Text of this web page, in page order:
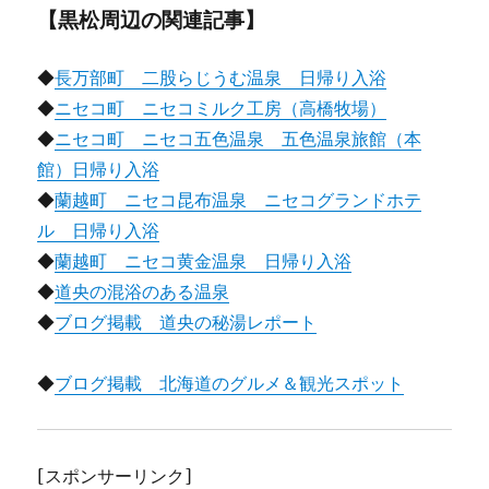
【黒松周辺の関連記事】
◆長万部町 二股らじうむ温泉 日帰り入浴
◆ニセコ町 ニセコミルク工房（高橋牧場）
◆ニセコ町 ニセコ五色温泉 五色温泉旅館（本
館）日帰り入浴
◆蘭越町 ニセコ昆布温泉 ニセコグランドホテ
ル 日帰り入浴
◆蘭越町 ニセコ黄金温泉 日帰り入浴
◆道央の混浴のある温泉
◆ブログ掲載 道央の秘湯レポート
◆ブログ掲載 北海道のグルメ＆観光スポット
[スポンサーリンク]